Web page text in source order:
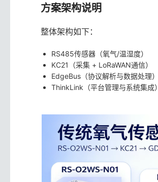
方案架构说明
整体架构如下：
RS485传感器（氧气/温湿度）
KC21（采集 + LoRaWAN通信）
EdgeBus（协议解析与数据处理）
ThinkLink（平台管理与系统集成）